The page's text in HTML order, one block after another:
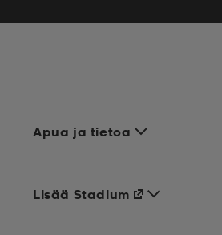
Apua ja tietoa
Lisää Stadium